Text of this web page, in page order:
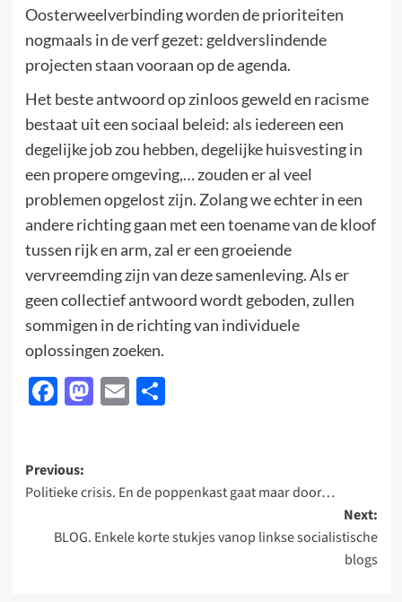
Oosterweelverbinding worden de prioriteiten
nogmaals in de verf gezet: geldverslindende
projecten staan vooraan op de agenda.
Het beste antwoord op zinloos geweld en racisme
bestaat uit een sociaal beleid: als iedereen een
degelijke job zou hebben, degelijke huisvesting in
een propere omgeving,… zouden er al veel
problemen opgelost zijn. Zolang we echter in een
andere richting gaan met een toename van de kloof
tussen rijk en arm, zal er een groeiende
vervreemding zijn van deze samenleving. Als er
geen collectief antwoord wordt geboden, zullen
sommigen in de richting van individuele
oplossingen zoeken.
Facebook
Mastodon
EmailDelen
Post
navigation
Previous:
Politieke crisis. En de poppenkast gaat maar door…
Next:
BLOG. Enkele korte stukjes vanop linkse socialistische
blogs